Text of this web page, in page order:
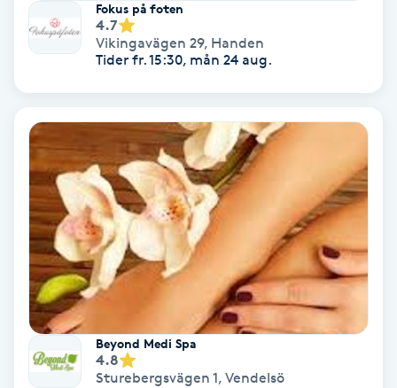
Nagelsvamp
Nagelvård
Naglar borttagning
Naglar reparation
Naprapati
Navelpiercing
NBE-massage
Fokus på foten
4.7
Vikingavägen 29, Handen
Tider fr. 15:30, mån 24 aug.
Beyond Medi Spa
4.8
Sturebergsvägen 1, Vendelsö